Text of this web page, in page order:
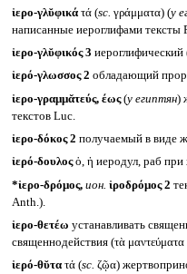
ἱερο-γλῠφικά τά (sc. γράμματα) (у
написанные иероглифами тексты
ἱερο-γλῠφικός 3
ἱερό-γλωσσος 2 обладающий
ἱερο-γραμμᾰτεύς, έως(у египтян)
текстов Luc.
ἱερο-δόκος 2 получаемый в виде
ἱερό-δουλοςὁ, ἡ иеродул, раб
*ἱερο-δρόμος, ион. ἱροδρόμος 2
Anth.).
ἱερο-θετέω устанавливать
священнодействия (τὰ
ἱερό-θῠτα τά (sc. ζῷα)